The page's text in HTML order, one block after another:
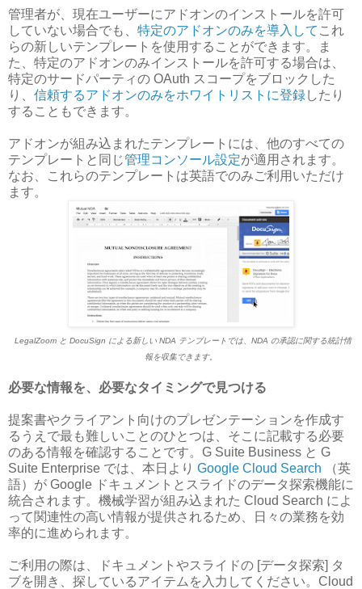
管理者が、現在ユーザーにアドオンのインストールを許可
していない場合でも、 特定のアドオンのみを導入して これ
らの新しいテンプレートを使用することができます。ま
た、特定のアドオンのみインストールを許可する場合は、
特定のサードパーティの OAuth スコープをブロックした
り、 信頼するアドオンのみをホワイトリストに登録したり
することもできます。
アドオンが組み込まれたテンプレートには、他のすべての
テンプレートと同じ管理コンソール設定が適用されます。
なお、これらのテンプレートは英語でのみご利用いただけ
ます。
LegalZoom と DocuSign による新しい NDA テンプレートでは、NDA の承認に関する統計情
報を収集できます。
必要な情報を、必要なタイミングで見つける
提案書やクライアント向けのプレゼンテーションを作成す
るうえで最も難しいことのひとつは、そこに記載する必要
のある情報を確認することです。G Suite Business と G
Suite Enterprise では、本日より Google Cloud Search （英
語）が Google ドキュメントとスライドのデータ探索機能に
統合されます。機械学習が組み込まれた Cloud Search によ
って関連性の高い情報が提供されるため、日々の業務を効
率的に進められます。
ご利用の際は、ドキュメントやスライドの [データ探索] タ
ブを開き、探しているアイテムを入力してください。Cloud